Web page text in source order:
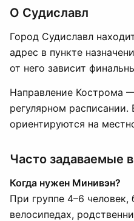
О Судиславл
Город Судиславл
адрес в пункте
от него зависит
Направление Кострома
регулярном расписании.
ориентируются на
Часто задаваемые
Когда нужен Минивэн?
При группе 4–6
велосипедах,